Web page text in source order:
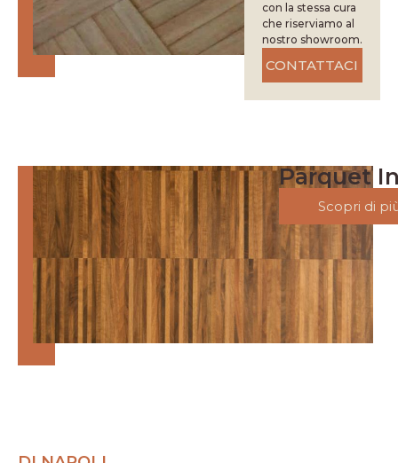
Parquet
Scopri di
con la stessa cura
che riserviamo al
nostro showroom.
CONTATTACI